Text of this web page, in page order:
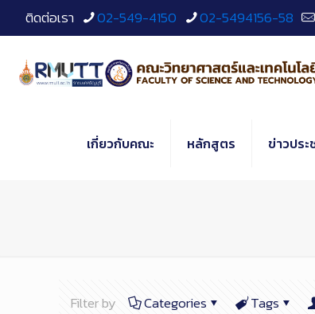
to
Content
ติดต่อเรา 02-549-4150 02-5494156-58
เกี่ยวกับคณะ หลักสูตร ข่าวปร
Filter by Categories Tags